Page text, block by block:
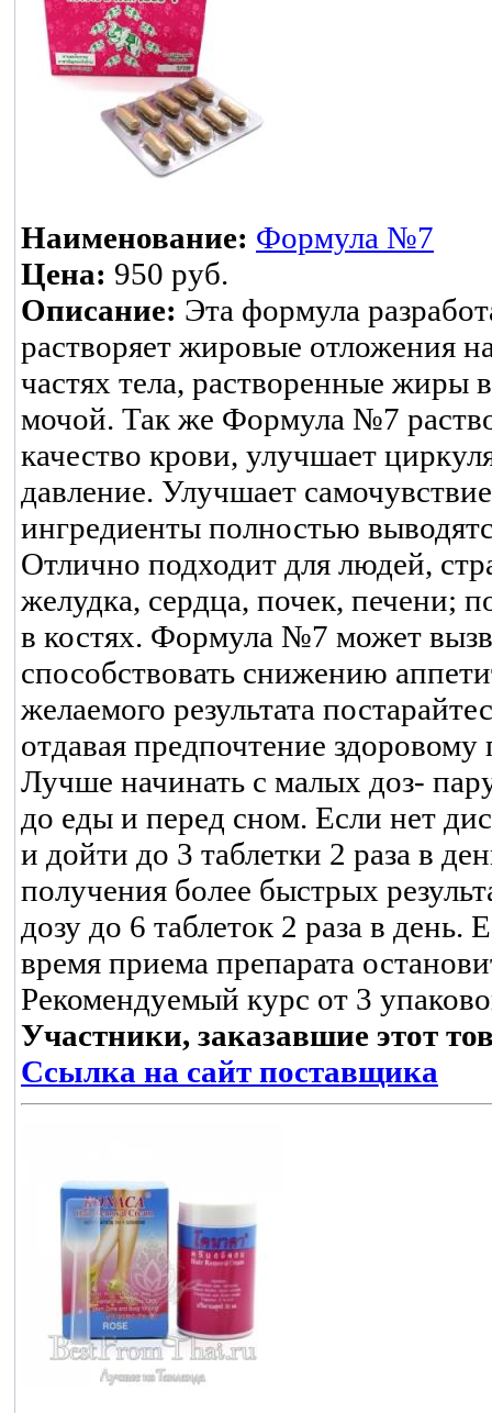
Наименование: Формула №7
Цена: 950 руб.
Описание: Эта формула
растворяет жировые отложения
частях тела, растворенные жиры
мочой. Так же Формула №7
качество крови, улучшает
давление. Улучшает
ингредиенты полностью
Отлично подходит для людей,
желудка, сердца, почек, печени;
в костях. Формула №7 может
способствовать снижению
желаемого результата
отдавая предпочтение
Лучше начинать с малых доз-
до еды и перед сном. Если нет
и дойти до 3 таблетки 2 раза в
получения более быстрых
дозу до 6 таблеток 2 раза в
время приема препарата
Рекомендуемый курс от 3
Участники, заказавшие этот
Ссылка на сайт поставщика